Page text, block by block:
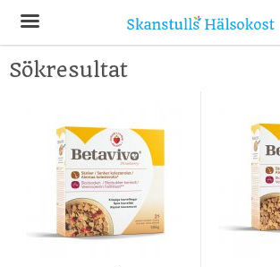
Produkten har blivit tillagd i
Sökresultat